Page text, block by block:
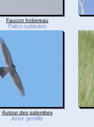
Faucon hobereau
Falco subbuteo
Autour des palombes
Astur gentilis